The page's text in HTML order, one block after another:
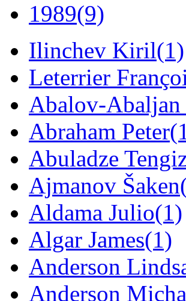
1989(9)
Ilinchev Kiril(1)
Leterrier
Abalov-Abaljan
Abraham Peter
Abuladze
Ajmanov Šaken
Aldama Julio(1)
Algar James(1)
Anderson
Anderson